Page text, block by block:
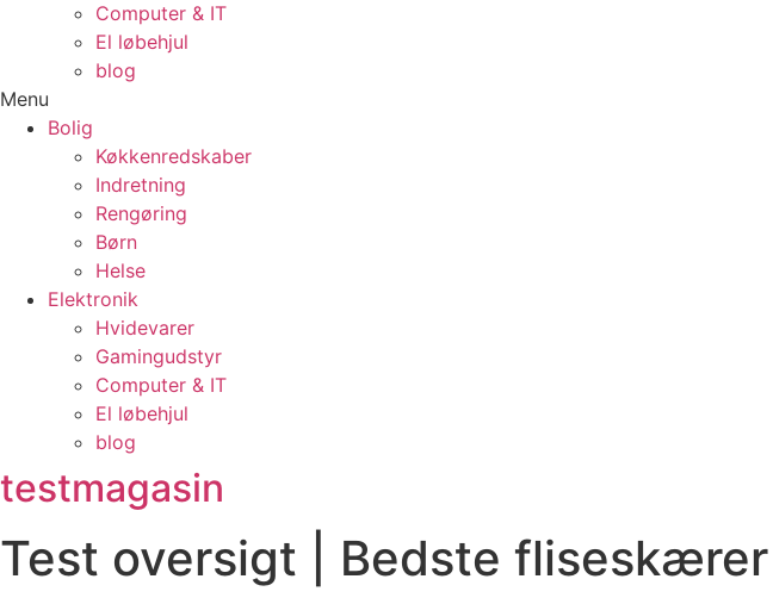
Computer & IT
El løbehjul
blog
Menu
Bolig
Køkkenredskaber
Indretning
Rengøring
Børn
Helse
Elektronik
Hvidevarer
Gamingudstyr
Computer & IT
El løbehjul
blog
testmagasin
Test oversigt | Bedste fliseskærer